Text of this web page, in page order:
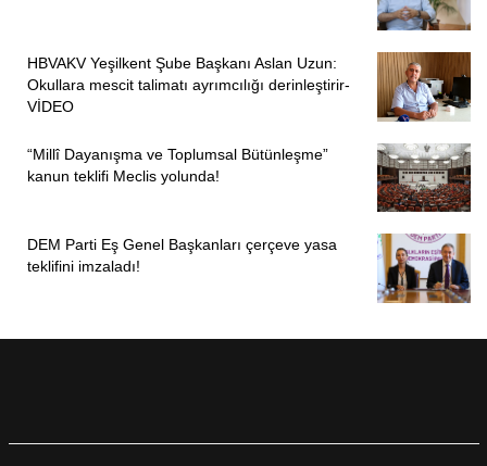
HBVAKV Yeşilkent Şube Başkanı Aslan Uzun:
Okullara mescit talimatı ayrımcılığı derinleştirir-
VİDEO
“Millî Dayanışma ve Toplumsal Bütünleşme”
kanun teklifi Meclis yolunda!
DEM Parti Eş Genel Başkanları çerçeve yasa
teklifini imzaladı!